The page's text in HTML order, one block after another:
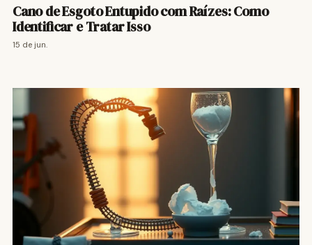
Cano de Esgoto Entupido com Raízes: Como
Identificar e Tratar Isso
15 de jun.